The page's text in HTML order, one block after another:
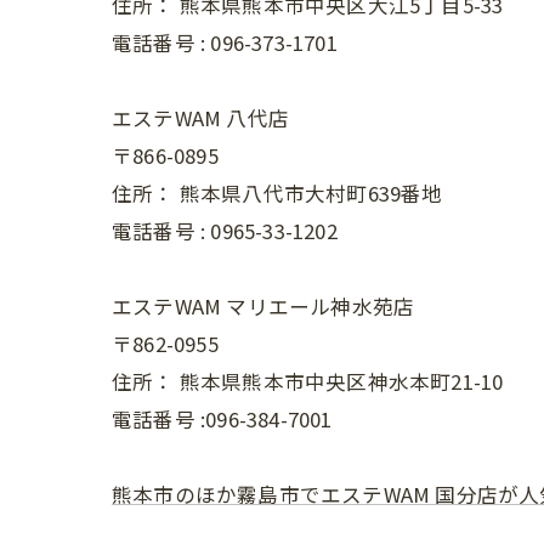
電話番号 : 096-373-1701
エステWAM 八代店
〒866-0895
住所： 熊本県八代市大村町639番地
電話番号 : 0965-33-1202
エステWAM マリエール神水苑店
〒862-0955
住所： 熊本県熊本市中央区神水本町21-10
電話番号 :096-384-7001
熊本市のほか霧島市でエステWAM 国分店が